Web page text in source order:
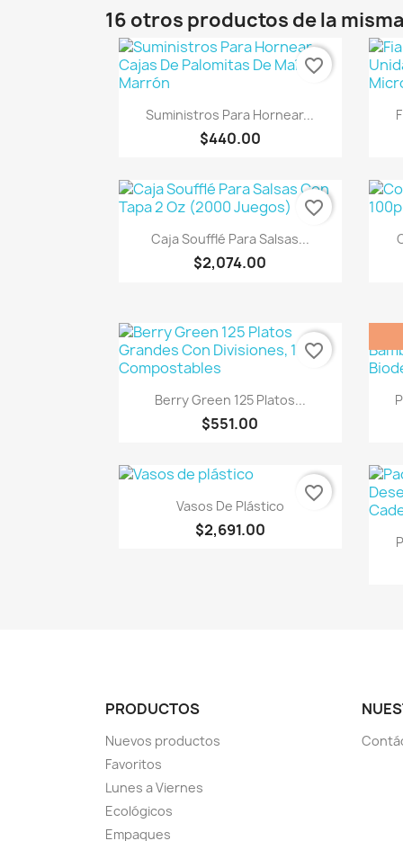
16 otros productos de la
Vista rápida
Suministros Para Hornear...
$440.00
favorite_border
Vista rápida
Caja Soufflé Para Salsas...
$2,074.00
favorite_border
Vista rápida
Berry Green 125 Platos...
$551.00
favorite_border
Vista rápida
Vasos De Plástico
$2,691.00
favorite_border
PRODUCTOS
Nuevos productos
Favoritos
Lunes a Viernes
Ecológicos
Empaques